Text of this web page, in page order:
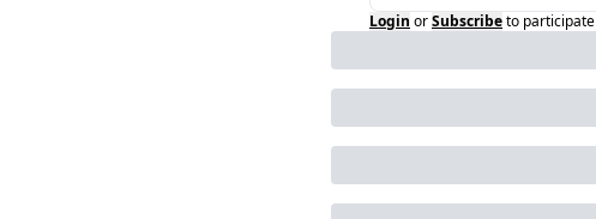
Login orSubscribeto participate